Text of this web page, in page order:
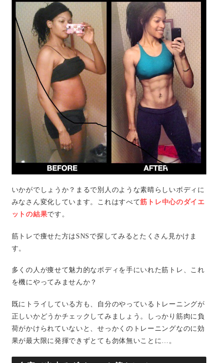
いかがでしょうか？まるで別人のような素晴らしいボディに
みなさん変化しています。これはすべて筋トレ中心のダイエ
ットの結果です。
筋トレで痩せた方はSNSで探してみるとたくさん見かけま
す。
多くの人が痩せて魅力的なボディを手にいれた筋トレ、これ
を機にやってみませんか？
既にトライしている方も、自分のやっているトレーニングが
正しいかどうかチェックしてみましょう。しっかり筋肉に負
荷がかけられていないと、せっかくのトレーニングなのに効
果が最大限に発揮できずとても勿体無いことに…。